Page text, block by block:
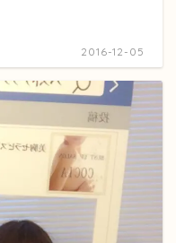
2016-12-05